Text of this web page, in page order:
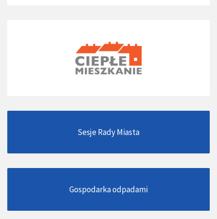
Sesje Rady Miasta
Gospodarka odpadami